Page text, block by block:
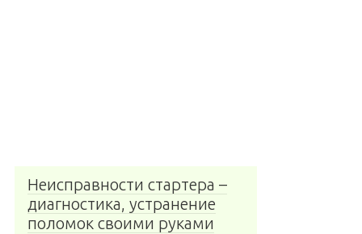
Неисправности стартера –
диагностика, устранение
поломок своими руками